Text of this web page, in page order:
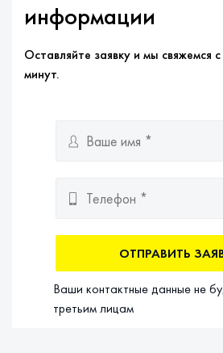
информации
Оставляйте заявку и мы свяжемся
минут.
ОТПРАВИТЬ
Ваши контактные данные не
третьим лицам